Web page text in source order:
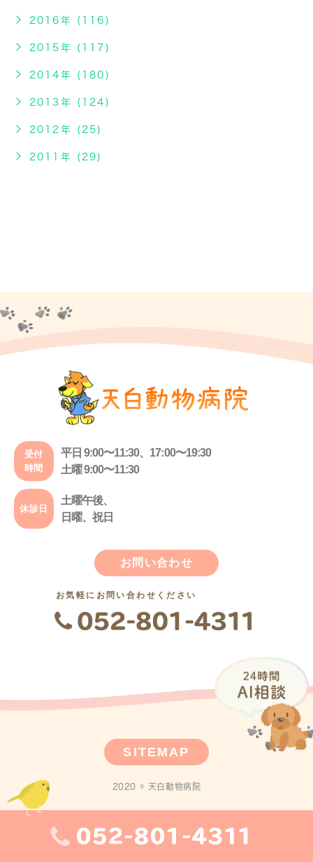
2016年 (116)
2015年 (117)
2014年 (180)
2013年 (124)
2012年 (25)
2011年 (29)
受付
時間
平日 9:00〜11:30、17:00〜19:30
土曜 9:00〜11:30
休診日
土曜午後、
日曜、祝日
お問い合わせ
お気軽にお問い合わせください
SITEMAP
2020 © 天白動物病院